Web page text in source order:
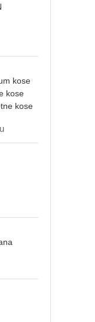
kose
kose
kose